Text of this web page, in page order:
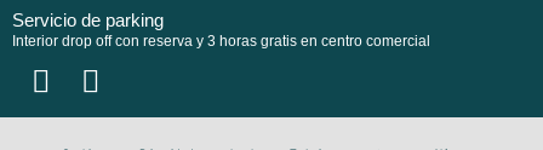
Servicio de parking
Interior drop off con reserva y 3 horas gratis en centro comercial